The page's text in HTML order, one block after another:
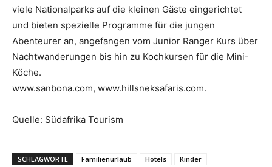
viele Nationalparks auf die kleinen Gäste eingerichtet
und bieten spezielle Programme für die jungen
Abenteurer an, angefangen vom Junior Ranger Kurs über
Nachtwanderungen bis hin zu Kochkursen für die Mini-
Köche.
www.sanbona.com, www.hillsneksafaris.com.
Quelle: Südafrika Tourism
SCHLAGWORTE Familienurlaub Hotels
Kinder